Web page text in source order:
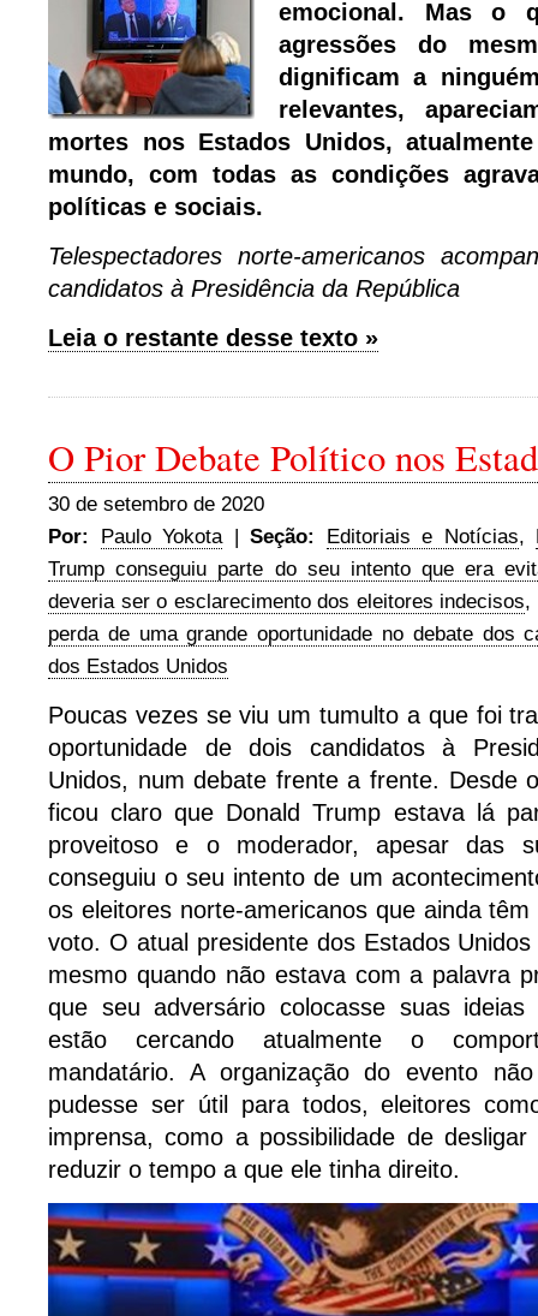
emocional. Mas o
agressões do
dignificam a
relevantes,
mortes nos Estados Unidos,
mundo, com todas as condições
políticas e sociais.
Telespectadores norte-americanos
candidatos à Presidência da República
Leia o restante desse texto »
O Pior Debate Político nos
30 de setembro de 2020
Por:
Paulo Yokota|Seção: Editoriais e Notícias,
Trump conseguiu parte do seu intento que era
deveria ser o esclarecimento dos eleitores indecisos,
perda de uma grande oportunidade no debate dos
dos Estados Unidos
Poucas vezes se viu um tumulto a que foi
oportunidade de dois candidatos à
Unidos, num debate frente a frente. Desde
ficou claro que Donald Trump estava lá
proveitoso e o moderador, apesar das
conseguiu o seu intento de um
os eleitores norte-americanos que ainda
voto. O atual presidente dos Estados
mesmo quando não estava com a palavra
que seu adversário colocasse suas
estão cercando atualmente o
mandatário. A organização do evento
pudesse ser útil para todos, eleitores
imprensa, como a possibilidade de
reduzir o tempo a que ele tinha direito.